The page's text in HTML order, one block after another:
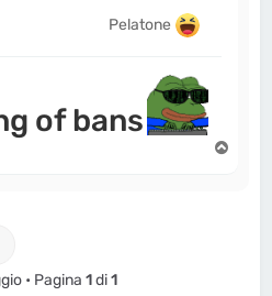
Pelatone
of bans
• Pagina 1di1